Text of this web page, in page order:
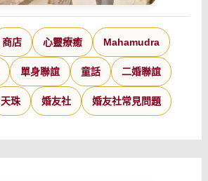
商店 心靈療癒 Mahamudra
單身聯誼 童話 二婚聯誼
天珠 婚友社 婚友社常見問題